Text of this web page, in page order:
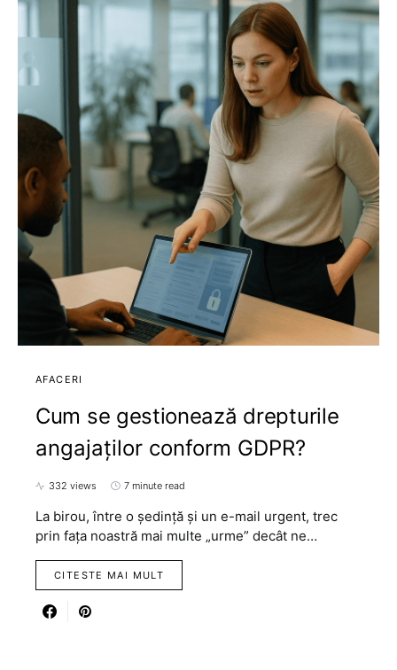
AFACERI
Cum se gestionează drepturile
angajaților conform GDPR?
332 views 7 minute read
La birou, între o ședință și un e-mail urgent, trec
prin fața noastră mai multe „urme” decât ne…
CITESTE MAI MULT